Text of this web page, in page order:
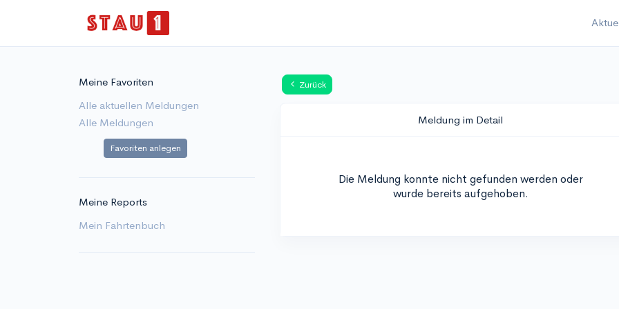
Meine Favoriten
Alle aktuellen Meldungen
Alle Meldungen
Favoriten anlegen
Meine Reports
Mein Fahrtenbuch
Zurück
Meldung im Detail
Die Meldung konnte nicht gefunden werden oder
wurde bereits aufgehoben.